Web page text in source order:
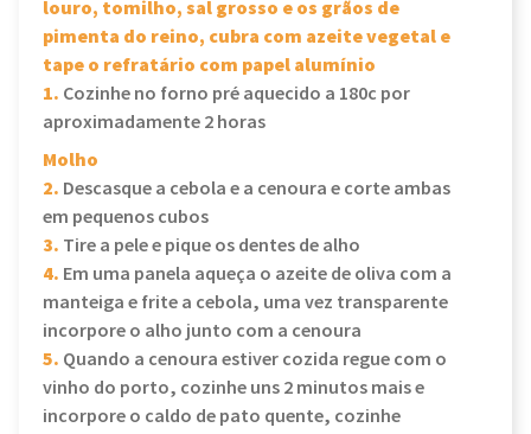
louro, tomilho, sal grosso e os grãos de
pimenta do reino, cubra com azeite vegetal e
tape o refratário com papel alumínio
1. Cozinhe no forno pré aquecido a 180c por
aproximadamente 2 horas
Molho
2. Descasque a cebola e a cenoura e corte ambas
em pequenos cubos
3. Tire a pele e pique os dentes de alho
4. Em uma panela aqueça o azeite de oliva com a
manteiga e frite a cebola, uma vez transparente
incorpore o alho junto com a cenoura
5. Quando a cenoura estiver cozida regue com o
vinho do porto, cozinhe uns 2 minutos mais e
incorpore o caldo de pato quente, cozinhe